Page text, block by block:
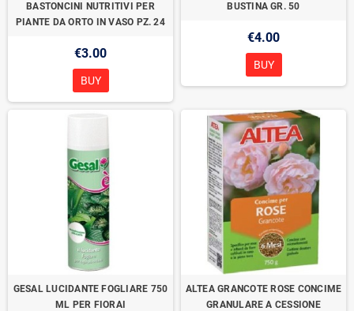
BASTONCINI NUTRITIVI PER
PIANTE DA ORTO IN VASO PZ. 24
€3.00
BUY
BUSTINA GR. 50
€4.00
BUY
GESAL LUCIDANTE FOGLIARE 750
ML PER FIORAI
ALTEA GRANCOTE ROSE CONCIME
GRANULARE A CESSIONE